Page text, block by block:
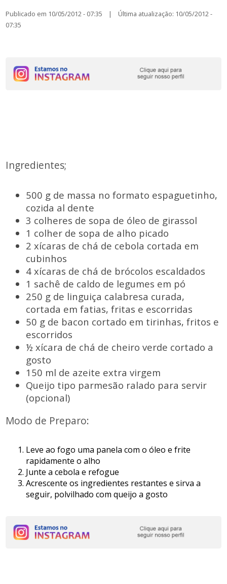
Publicado em 10/05/2012 - 07:35 | Última atualização: 10/05/2012 -
07:35
Ingredientes;
500 g de massa no formato espaguetinho,
cozida al dente
3 colheres de sopa de óleo de girassol
1 colher de sopa de alho picado
2 xícaras de chá de cebola cortada em
cubinhos
4 xícaras de chá de brócolos escaldados
1 sachê de caldo de legumes em pó
250 g de linguiça calabresa curada,
cortada em fatias, fritas e escorridas
50 g de bacon cortado em tirinhas, fritos e
escorridos
½ xícara de chá de cheiro verde cortado a
gosto
150 ml de azeite extra virgem
Queijo tipo parmesão ralado para servir
(opcional)
Modo de Preparo:
Leve ao fogo uma panela com o óleo e frite
rapidamente o alho
Junte a cebola e refogue
Acrescente os ingredientes restantes e sirva a
seguir, polvilhado com queijo a gosto